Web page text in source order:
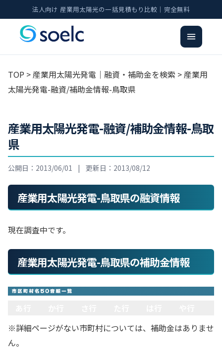
法人向け 産業用太陽光の一括見積もり比較｜完全無料
TOP >産業用太陽光発電｜融資・補助金を検索 > 産業用
太陽光発電-融資/補助金情報-鳥取県
産業用太陽光発電-融資/補助金情報-鳥取
県
公開日：2013/06/01 | 更新日：2013/08/12
産業用太陽光発電-鳥取県の融資情報
現在調査中です。
産業用太陽光発電-鳥取県の補助金情報
※詳細ページがない市町村については、補助金はありませ
ん。